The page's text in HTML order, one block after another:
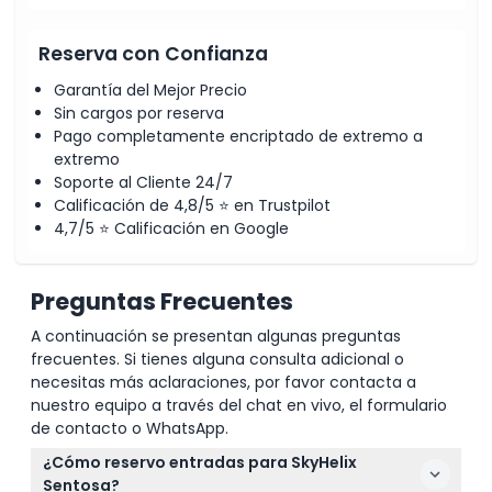
Reserva con Confianza
Garantía del Mejor Precio
Sin cargos por reserva
Pago completamente encriptado de extremo a
extremo
Soporte al Cliente 24/7
Calificación de 4,8/5 ⭐ en Trustpilot
4,7/5 ⭐ Calificación en Google
Preguntas Frecuentes
A continuación se presentan algunas preguntas
frecuentes. Si tienes alguna consulta adicional o
necesitas más aclaraciones, por favor contacta a
nuestro equipo a través del chat en vivo, el formulario
de contacto o WhatsApp.
¿Cómo reservo entradas para SkyHelix
Sentosa?